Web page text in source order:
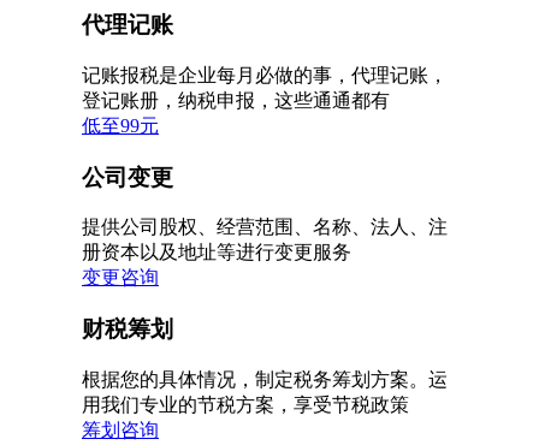
代理记账
记账报税是企业每月必做的事，代理记账，
登记账册，纳税申报，这些通通都有
低至99元
公司变更
提供公司股权、经营范围、名称、法人、注
册资本以及地址等进行变更服务
变更咨询
财税筹划
根据您的具体情况，制定税务筹划方案。运
用我们专业的节税方案，享受节税政策
筹划咨询